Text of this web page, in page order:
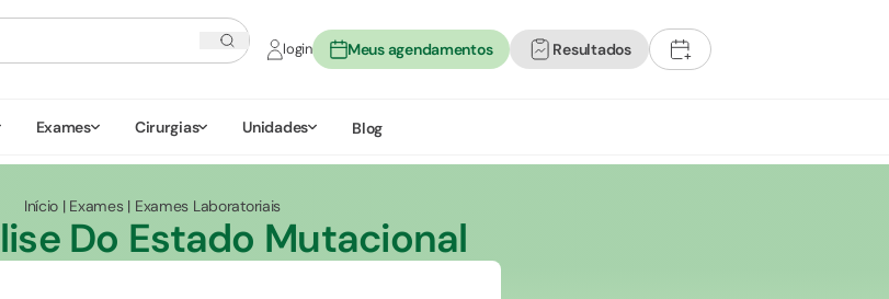
login Meus agendamentos Resultados +
Exames Cirurgias Unidades Blog
Início | Exames| Exames Laboratoriais
Do Estado Mutacional